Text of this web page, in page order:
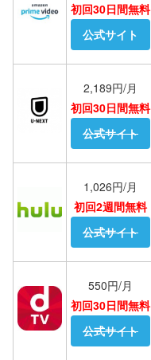
初回30日間無料
公式サイト
2,189円/月
初回30日間無料
公式サイト
1,026円/月
初回2週間無料
公式サイト
550円/月
初回30日間無料
公式サイト